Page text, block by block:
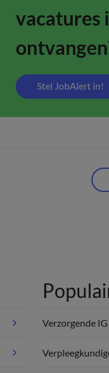
vacatures
Stel JobAlert in!
Verzorgende